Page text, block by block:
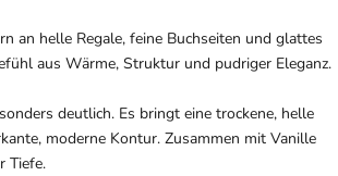
an helle Regale, feine Buchseiten und glattes
aus Wärme, Struktur und pudriger Eleganz.
deutlich. Es bringt eine trockene, helle
moderne Kontur. Zusammen mit Vanille
Tiefe.